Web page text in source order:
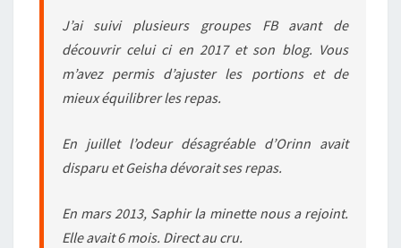
J’ai suivi plusieurs groupes FB avant de
découvrir celui ci en 2017 et son blog. Vous
m’avez permis d’ajuster les portions et de
mieux équilibrer les repas.
En juillet l’odeur désagréable d’Orinn avait
disparu et Geisha dévorait ses repas.
En mars 2013, Saphir la minette nous a rejoint.
Elle avait 6 mois. Direct au cru.